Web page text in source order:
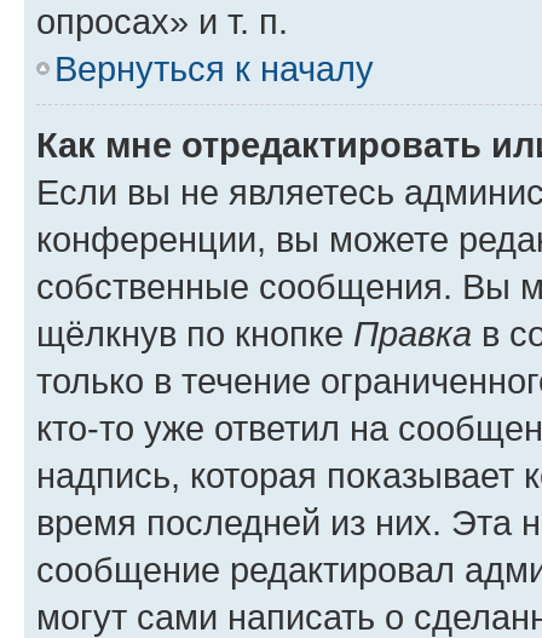
опросах» и т. п.
Вернуться к началу
Как мне отредактировать
Если вы не являетесь
конференции, вы можете
собственные сообщения. Вы
щёлкнув по кнопке Правка в
только в течение
кто-то уже ответил на
надпись, которая показывает
время последней из них. Эта
сообщение редактировал
могут сами написать о